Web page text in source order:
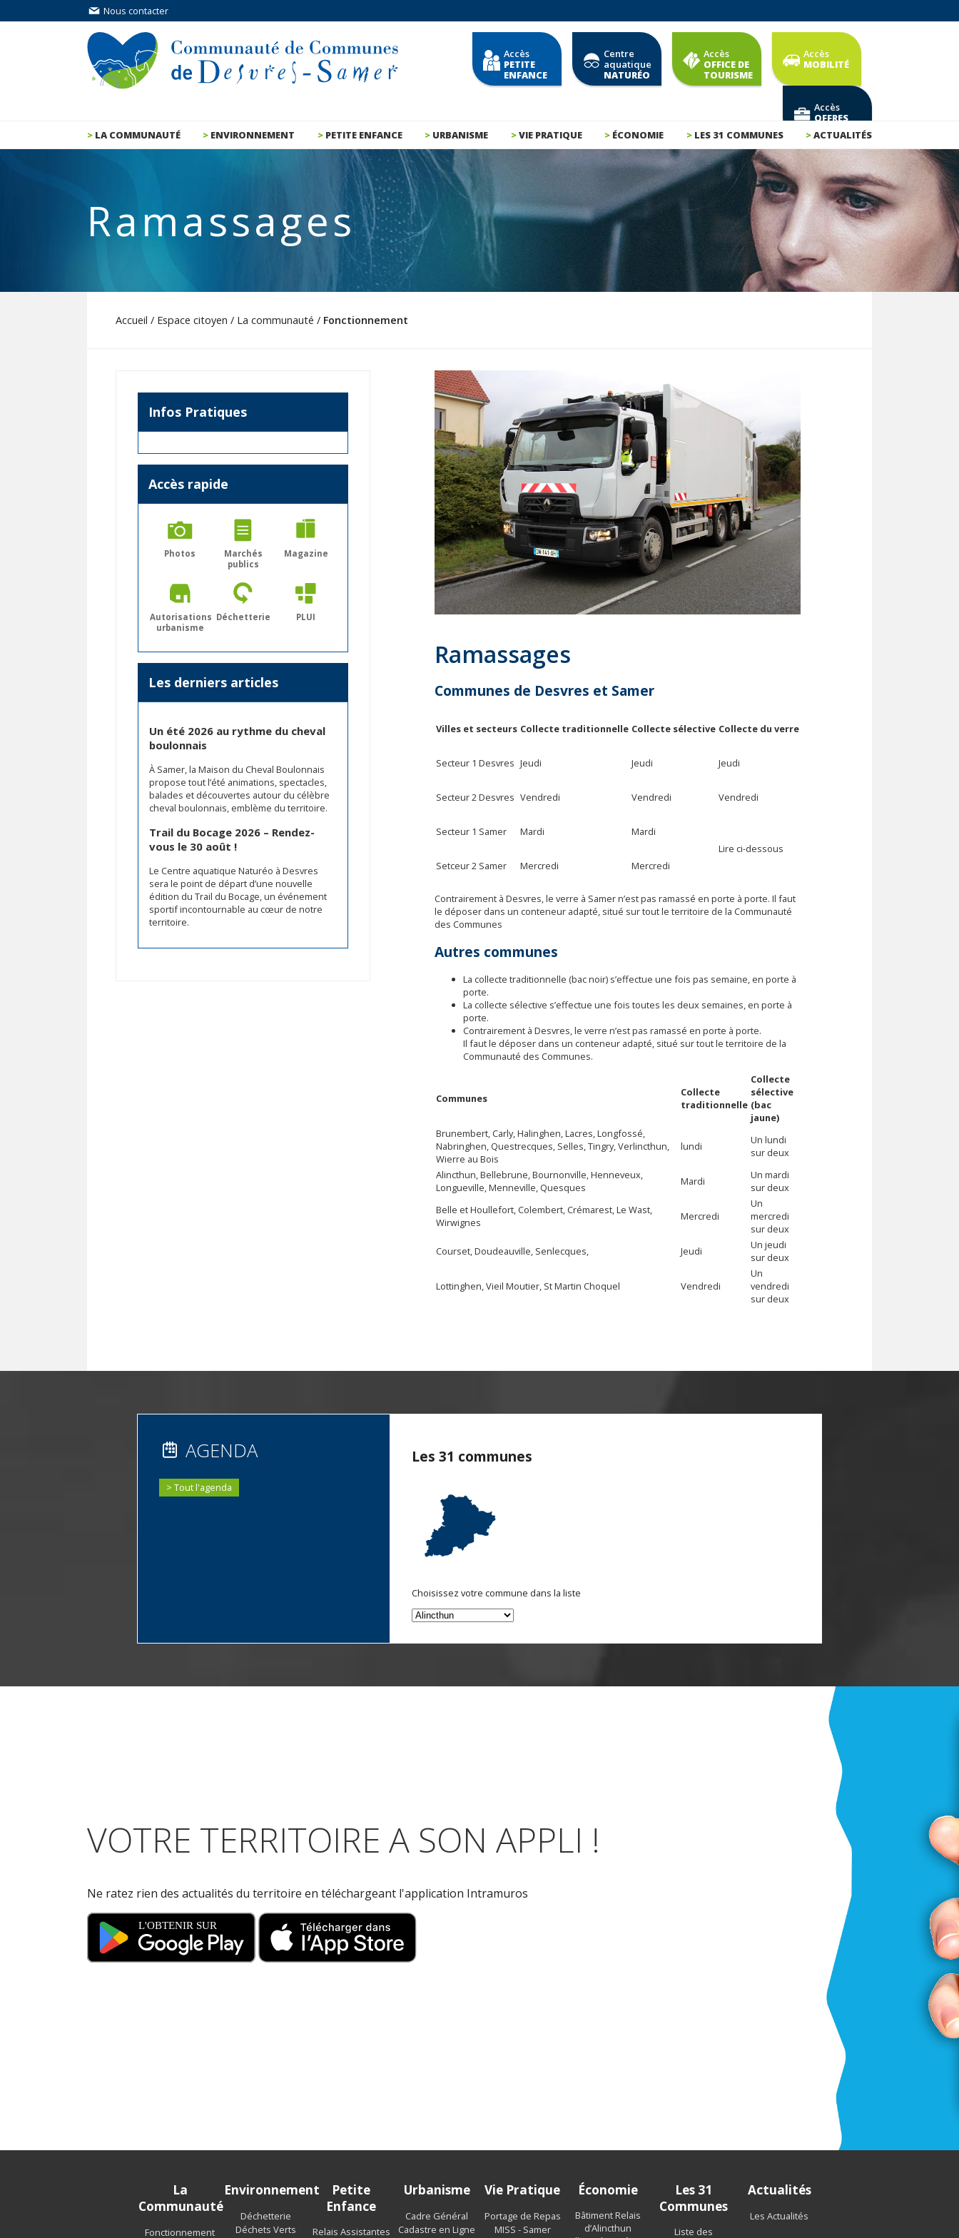
Nous contacter
Accès
PETITE
ENFANCE
Centre
aquatique
NATURÉO
Accès
OFFICE DE
TOURISME
Accès
MOBILITÉ
Accès
OFFRES
LA COMMUNAUTÉ ENVIRONNEMENT PETITE ENFANCE URBANISME VIE PRATIQUE ÉCONOMIE LES 31 COMMUNES ACTUALITÉS
Ramassages
Accueil / Espace citoyen / La communauté / Fonctionnement
Infos Pratiques
Accès rapide
Photos
Marchés
publics
Magazine
Autorisations
urbanisme
Déchetterie PLUI
Les derniers articles
Un été 2026 au rythme du cheval
boulonnais
À Samer, la Maison du Cheval Boulonnais
propose tout l’été animations, spectacles,
balades et découvertes autour du célèbre
cheval boulonnais, emblème du territoire.
Trail du Bocage 2026 – Rendez-
vous le 30 août !
Le Centre aquatique Naturéo à Desvres
sera le point de départ d’une nouvelle
édition du Trail du Bocage, un événement
sportif incontournable au cœur de notre
territoire.
Ramassages
Communes de Desvres et Samer
Villes et secteurs Collecte traditionnelle Collecte sélective Collecte du verre
Secteur 1 Desvres Jeudi Jeudi Jeudi
Secteur 2 Desvres Vendredi Vendredi Vendredi
Secteur 1 Samer Mardi
Mardi
Lire ci-dessous
Setceur 2 Samer
Mercredi Mercredi
Contrairement à Desvres, le verre à Samer n’est pas ramassé en porte à porte. Il faut
le déposer dans un conteneur adapté, situé sur tout le territoire de la Communauté
des Communes
Autres communes
La collecte traditionnelle (bac noir) s’effectue une fois pas semaine, en porte à
porte.
La collecte sélective s’effectue une fois toutes les deux semaines, en porte à
porte.
Contrairement à Desvres, le verre n’est pas ramassé en porte à porte.
Il faut le déposer dans un conteneur adapté, situé sur tout le territoire de la
Communauté des Communes.
Communes
Collecte
traditionnelle
Collecte
sélective
(bac
jaune)
Brunembert, Carly, Halinghen, Lacres, Longfossé,
Nabringhen, Questrecques, Selles, Tingry, Verlincthun,
Wierre au Bois
lundi
Un lundi
sur deux
Alincthun, Bellebrune, Bournonville, Henneveux,
Longueville, Menneville, Quesques
Mardi
Un mardi
sur deux
Belle et Houllefort, Colembert, Crémarest, Le Wast,
Wirwignes
Mercredi
Un
mercredi
sur deux
Courset, Doudeauville, Senlecques,
Jeudi
Un jeudi
sur deux
Lottinghen, Vieil Moutier, St Martin Choquel Vendredi
Un
vendredi
sur deux
AGENDA
Tout l'agenda
Les 31 communes
Choisissez votre commune dans la liste
VOTRE TERRITOIRE A SON APPLI !
Ne ratez rien des actualités du territoire en téléchargeant l'application Intramuros
La
Communauté
Fonctionnement
Environnement
Déchetterie
Déchets Verts
Petite
Enfance
Relais Assistantes
Urbanisme
Cadre Général
Cadastre en Ligne
Vie Pratique
Portage de Repas
MISS - Samer
Économie
Bâtiment Relais
d’Alincthun
Les 31
Communes
Liste des
Actualités
Les Actualités